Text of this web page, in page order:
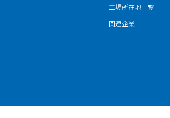
工場所在地一覧
関連企業